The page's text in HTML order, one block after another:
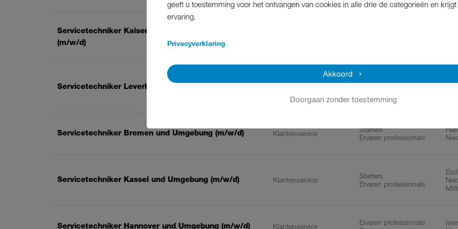
geeft u toestemming voor het ontvangen van cookies in alle drie de categorieën en
ervaring.
Privacyverklaring
Akkoord
Doorgaan zonder toestemming
Servicetechniker Kaiserslautern und Umgebung
(m/w/d)
Servicetechniker Leverkusen und Umgebung (m/w/d)
Starters
Servicetechniker Bremen und Umgebung (m/w/d) Klantenservice
Starters
Ervaren professionals
Servicetechniker Kassel und Umgebung (m/w/d) Klantenservice
Starters
Ervaren professionals
Servicetechniker Hannover und Umgebung (m/w/d) Klantenservice
Ervaren professionals